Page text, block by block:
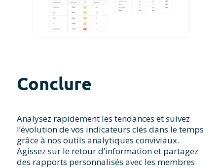
Conclure
Analysez rapidement les tendances et suivez
l’évolution de vos indicateurs clés dans le temps
grâce à nos outils analytiques conviviaux.
Agissez sur le retour d’information et partagez
des rapports personnalisés avec les membres